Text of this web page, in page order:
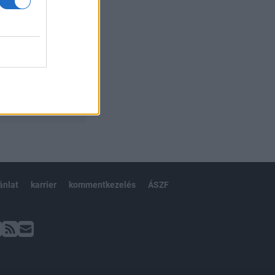
karrier kommentkezelés ÁSZF